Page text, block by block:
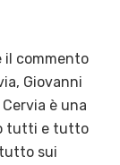
il commento
Giovanni
è una
tutti e tutto
sui